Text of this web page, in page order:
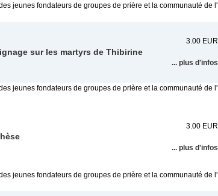
jeunes fondateurs de groupes de prière et la communauté de l'
sur les martyrs de Thibirine
3.00 EUR
... plus d'infos
jeunes fondateurs de groupes de prière et la communauté de l'
3.00 EUR
... plus d'infos
jeunes fondateurs de groupes de prière et la communauté de l'